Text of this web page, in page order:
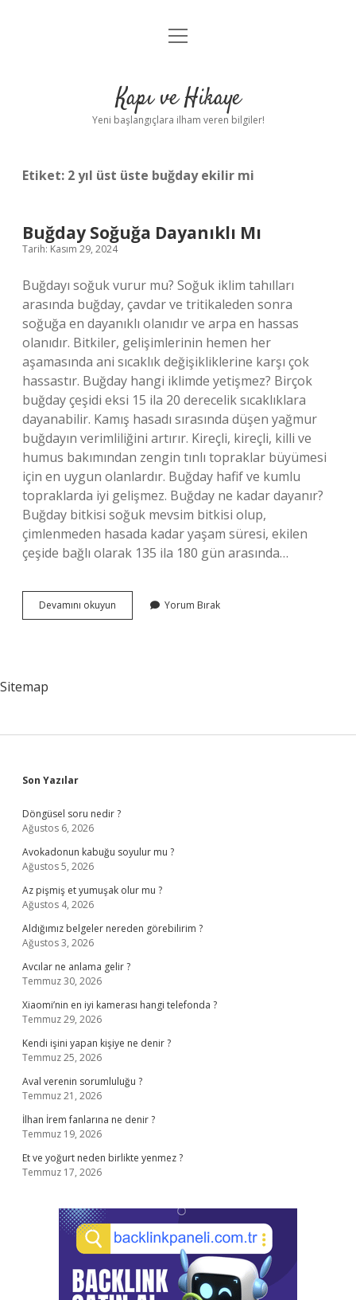
Anasayfa
Yasal Uyarı
menüyü
Kapı ve Hikaye
Yeni başlangıçlara ilham veren bilgiler!
Etiket: 2 yıl üst üste buğday ekilir mi
Buğday Soğuğa Dayanıklı Mı
Tarih: Kasım 29, 2024
Buğdayı soğuk vurur mu? Soğuk iklim tahılları
arasında buğday, çavdar ve tritikaleden sonra
soğuğa en dayanıklı olanıdır ve arpa en hassas
olanıdır. Bitkiler, gelişimlerinin hemen her
aşamasında ani sıcaklık değişikliklerine karşı çok
hassastır. Buğday hangi iklimde yetişmez? Birçok
buğday çeşidi eksi 15 ila 20 derecelik sıcaklıklara
dayanabilir. Kamış hasadı sırasında düşen yağmur
buğdayın verimliliğini artırır. Kireçli, kireçli, killi ve
humus bakımından zengin tınlı topraklar büyümesi
için en uygun olanlardır. Buğday hafif ve kumlu
topraklarda iyi gelişmez. Buğday ne kadar dayanır?
Buğday bitkisi soğuk mevsim bitkisi olup,
çimlenmeden hasada kadar yaşam süresi, ekilen
çeşide bağlı olarak 135 ila 180 gün arasında…
Devamını okuyun
Soğuğa
Yorum Bırak
Sitemap
Sidebar
Son Yazılar
Döngüsel soru nedir ?
Ağustos 6, 2026
Avokadonun kabuğu soyulur mu ?
Ağustos 5, 2026
Az pişmiş et yumuşak olur mu ?
Ağustos 4, 2026
Aldığımız belgeler nereden görebilirim ?
Ağustos 3, 2026
Avcılar ne anlama gelir ?
Temmuz 30, 2026
Xiaomi’nin en iyi kamerası hangi telefonda ?
Temmuz 29, 2026
Kendi işini yapan kişiye ne denir ?
Temmuz 25, 2026
Aval verenin sorumluluğu ?
Temmuz 21, 2026
İlhan İrem fanlarına ne denir ?
Temmuz 19, 2026
Et ve yoğurt neden birlikte yenmez ?
Temmuz 17, 2026